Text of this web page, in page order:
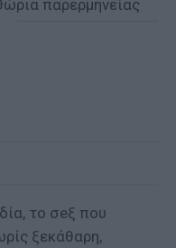
το σeξ που
ξεκάθαρη,